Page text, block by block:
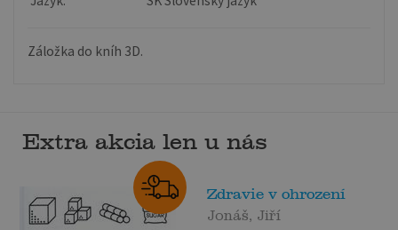
Záložka do kníh 3D.
Extra akcia len u nás
Zdravie v ohrození
Jonáš, Jiří